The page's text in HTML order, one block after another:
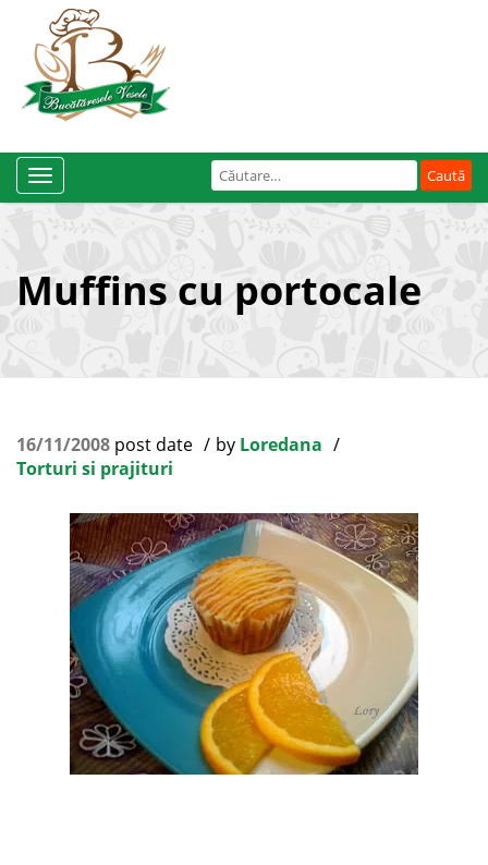
Caută
după:
Toggle
Navigation
Muffins cu portocale
16/11/2008 post date by Loredana
Torturi si prajituri